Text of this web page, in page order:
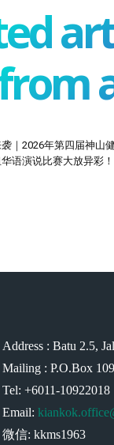
｜2026年第四届神山
语演说比赛大放异彩！
Address : Batu 2.5,
Mailing : P.O.Box
Tel: +6011-10922018
Email:
微信: kkms1963